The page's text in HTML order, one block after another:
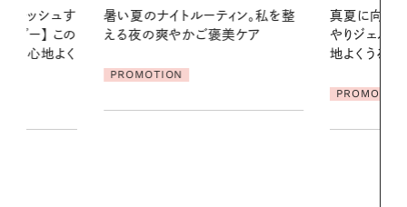
ン。私を整
ケア
真夏に向けて、ハーブが香るひん
やりジェルと出合う。暑い季節に心
ア
お出かけ前
の一日。汗ば
に過ごす私